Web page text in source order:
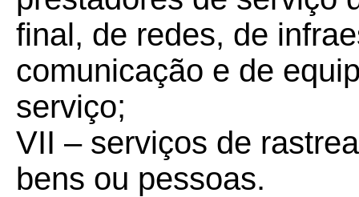
final, de redes, de
comunicação e de
serviço;
VII – serviços de
bens ou pessoas.